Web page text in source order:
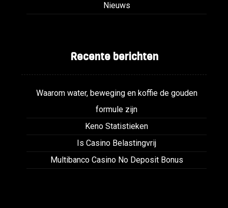
Nieuws
Recente berichten
Waarom water, beweging en koffie de gouden
formule zijn
Keno Statistieken
Is Casino Belastingvrij
Multibanco Casino No Deposit Bonus